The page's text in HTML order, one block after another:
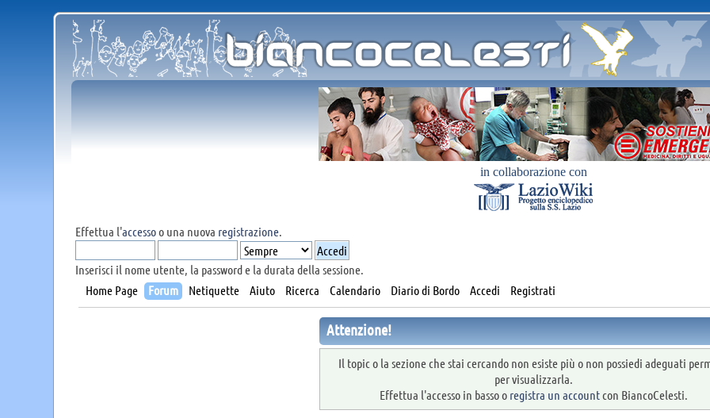
in collaborazione con
Effettua l'accessoo una nuova registrazione.
Inserisci il nome utente, la password e la durata della sessione.
Home Page
Forum Netiquette Aiuto Ricerca Calendario Diario di Bordo Accedi Registrati
Attenzione!
Il topic o la sezione che stai cercando non esiste più o non possiedi adeguati
per visualizzarla.
Effettua l'accesso in basso o registra un accountcon BiancoCelesti.